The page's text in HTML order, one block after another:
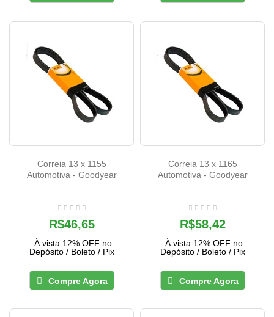
Correia 13 x 1155
Automotiva - Goodyear
R$46,65
À vista 12% OFF no
Depósito / Boleto / Pix
Compre Agora
Correia 13 x 1165
Automotiva - Goodyear
R$58,42
À vista 12% OFF no
Depósito / Boleto / Pix
Compre Agora